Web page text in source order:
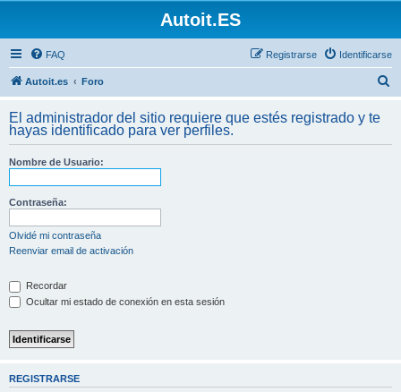
Autoit.ES
FAQ Identificarse
Registrarse
Autoit.es Foro
c
El administrador del sitio requiere que estés registrado y te
hayas identificado para ver perfiles.
Nombre de Usuario:
Contraseña:
Olvidé mi contraseña
Reenviar email de activación
Recordar
Ocultar mi estado de conexión en esta sesión
REGISTRARSE